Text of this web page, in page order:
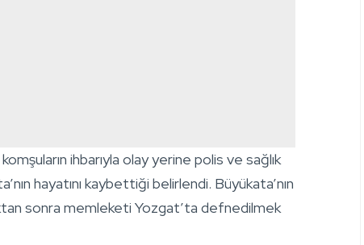
komşuların ihbarıyla olay yerine polis ve sağlık
hayatını kaybettiği belirlendi. Büyükata’nın
sonra memleketi Yozgat’ta defnedilmek